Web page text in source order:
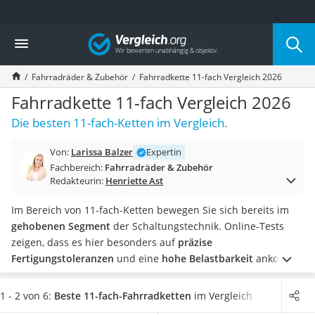
Die beliebtesten Vergleiche nach Kategorie
Freizeit & Sport
Gartentrampolin
Trampolin
Metalldetektor
Eufab-Fahrradträger
Trampolin 366 cm
Aluminium-Koffer
Futterboot
E-Bike-Dreirad
Trekkingschuhe Herren
Reisetasche mit Rollen
Klimmzugstation
Koffer
Nachtsichtgerät
Vergleich
Fahrradräder & Zubehör Fahrradkette 11-fach Vergleich 2026
Fahrradkette 11-fach Vergleich 2026
Die besten 11-fach-Ketten im Vergleich.
Von: Larissa Balzer
Expertin
Fachbereich: Fahrradräder & Zubehör
Redakteurin: Henriette Ast
Im Bereich von 11-fach-Ketten bewegen Sie sich bereits im
gehobenen Segment der Schaltungstechnik. Online-Tests
zeigen, dass es hier besonders auf präzise
Fertigungstoleranzen und eine hohe Belastbarkeit ankommt.
Um Ihre Kette noch effektiver zu schützen, bietet sich daher
insbesondere beim Mountainbiken eine Kettenführung an.
1 - 2 von 6: Beste 11-fach-Fahrradketten im Vergleich